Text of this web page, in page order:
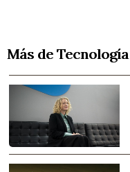
Más de Tecnología